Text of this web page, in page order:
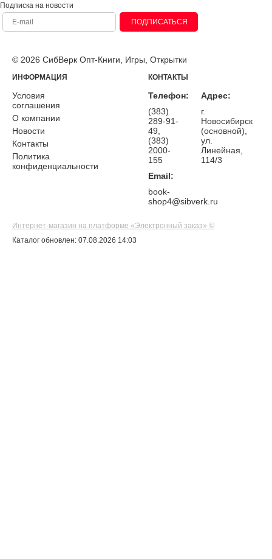
Подписка на новости
ПОДПИСАТЬСЯ
© 2026 СибВерк Опт-Книги, Игры, Открытки
ИНФОРМАЦИЯ
Условия
соглашения
О компании
Новости
Контакты
Политика
конфиденциальности
КОНТАКТЫ
Телефон:
(383)
289-91-
49,
(383)
2000-
155
Email:
book-
shop4@sibverk.ru
Адрес:
г.
Новосибирск
(основной),
ул.
Линейная,
114/3
Интернет-магазин на платформе «Электронный заказ» ©
Каталог обновлен: 07.08.2026 14:03